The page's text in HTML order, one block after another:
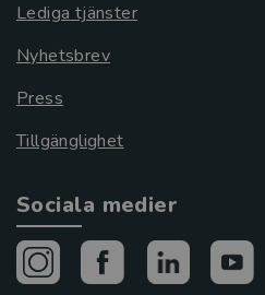
Lediga tjänster
Nyhetsbrev
Press
Tillgänglighet
Sociala medier